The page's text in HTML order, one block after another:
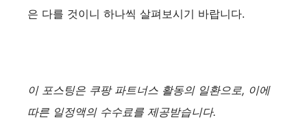
은 다를 것이니 하나씩 살펴보시기 바랍니다.
이 포스팅은 쿠팡 파트너스 활동의 일환으로, 이에
따른 일정액의 수수료를 제공받습니다.